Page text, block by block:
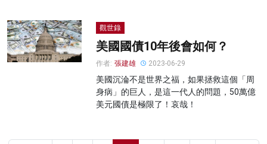
觀世錄
美國國債10年後會如何？
作者: 張建雄 2023-06-29
美國沉淪不是世界之福，如果拯救這個「周
身病」的巨人，是這一代人的問題，50萬億
美元國債是極限了！哀哉！